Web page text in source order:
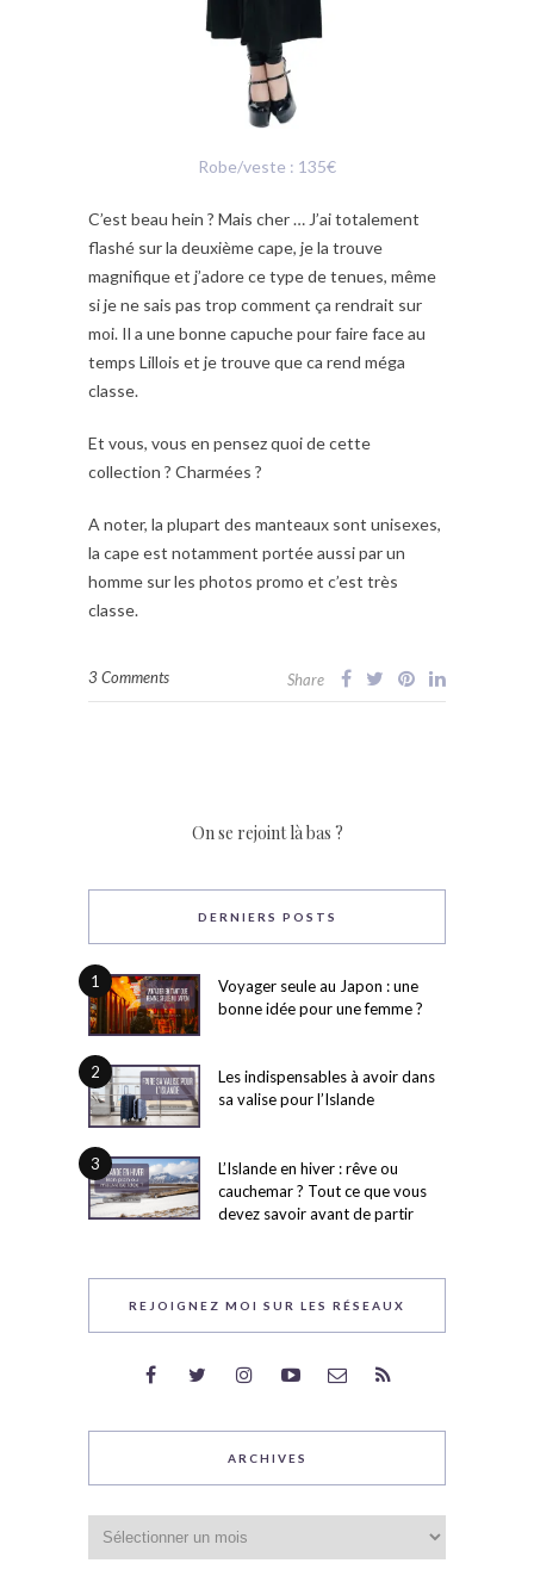
Robe/veste : 135€
C’est beau hein ? Mais cher … J’ai totalement
flashé sur la deuxième cape, je la trouve
magnifique et j’adore ce type de tenues, même
si je ne sais pas trop comment ça rendrait sur
moi. Il a une bonne capuche pour faire face au
temps Lillois et je trouve que ca rend méga
classe.
Et vous, vous en pensez quoi de cette
collection ? Charmées ?
A noter, la plupart des manteaux sont unisexes,
la cape est notamment portée aussi par un
homme sur les photos promo et c’est très
classe.
3 Comments Share
On se rejoint là bas ?
DERNIERS POSTS
1
Voyager seule au Japon : une
bonne idée pour une femme ?
2
Les indispensables à avoir dans
sa valise pour l’Islande
3
L’Islande en hiver : rêve ou
cauchemar ? Tout ce que vous
devez savoir avant de partir
REJOIGNEZ MOI SUR LES RÉSEAUX
ARCHIVES